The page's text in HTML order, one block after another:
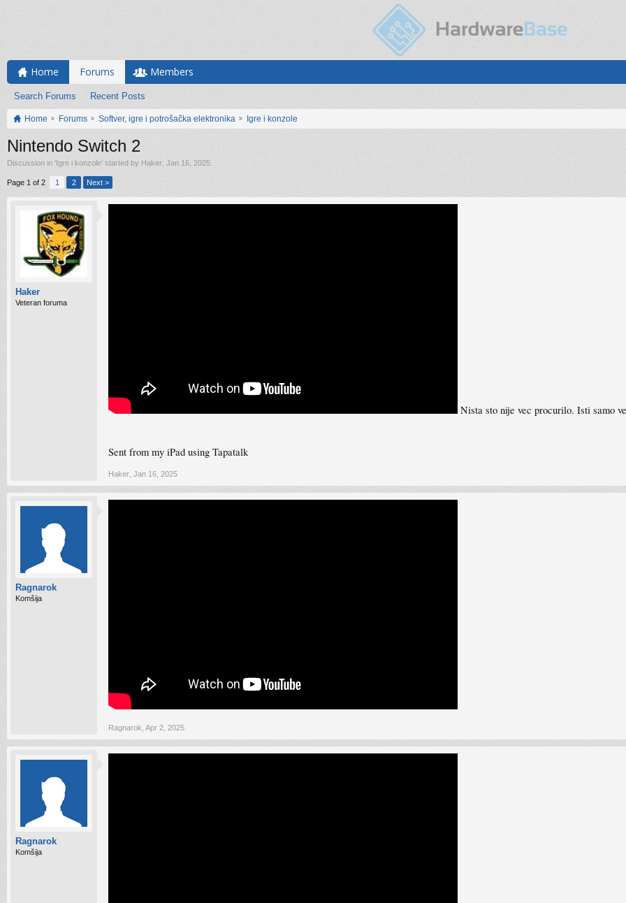
Home Forums
Search Forums Recent Posts
Members
Home Forums Softver, igre i potrošačka elektronika Igre i konzole
Nintendo Switch 2
Discussion in 'Igre i konzole' started by Haker Jan 16, 2025
Page 1 of 2 1 2 Next >
Haker
Veteran foruma
Nista sto nije vec procurilo. Isti samo
Sent from my iPad using Tapatalk
Haker Jan 16, 2025
Ragnarok
Komšija
Ragnarok Apr 2, 2025
Ragnarok
Komšija